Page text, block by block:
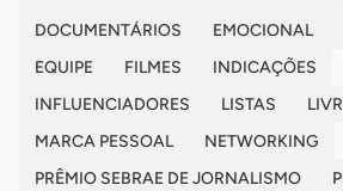
DOCUMENTÁRIOS
EMOCIONAL
EQUIPE
FILMES
INDICAÇÕES
INFLUENCIADORES
LISTAS
MARCA PESSOAL
NETWORKING
PRÊMIO SEBRAE DE JORNALISMO